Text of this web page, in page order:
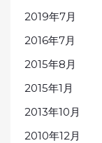
2019年7月
2016年7月
2015年8月
2015年1月
2013年10月
2010年12月